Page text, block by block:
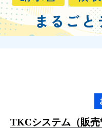
TKCシステム（販